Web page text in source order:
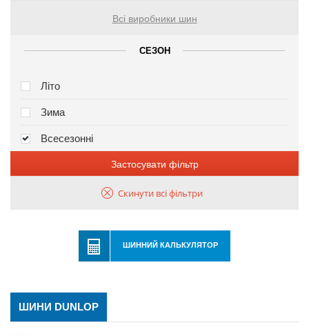
Всі виробники шин
СЕЗОН
Літо
Зима
Всесезонні
Застосувати фільтр
Скинути всі фільтри
ШИННИЙ КАЛЬКУЛЯТОР
ШИНИ DUNLOP